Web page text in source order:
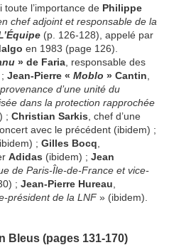
l’importance de Philippe
chef adjoint et responsable de la
(p. 126-128), appelé par
en 1983 (page 126).
» de Faria , responsable des
Jean-Pierre « Moblo » Cantin
d’une unité du
dans la protection rapprochée
; Christian Sarkis , chef d’une
avec le précédent (ibidem) ;
; Gilles Bocq
Adidas (ibidem) ; Jean
de Paris-Île-de-France et vice-
; Jean-Pierre Hureau
président de la LNF » (ibidem).
Bleus (pages 131-170)